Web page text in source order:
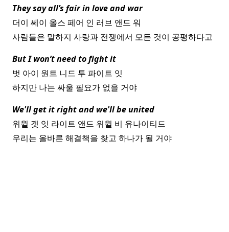
They say all’s fair in love and war
더이 쎄이 올스 페어 인 러브 앤드 워
사람들은 말하지 사랑과 전쟁에서 모든 것이 공평하다고
But I won’t need to fight it
벗 아이 원트 니드 투 파이트 잇
하지만 나는 싸울 필요가 없을 거야
We'll get it right and we'll be united
위윌 겟 잇 라이트 앤드 위윌 비 유나이티드
우리는 올바른 해결책을 찾고 하나가 될 거야